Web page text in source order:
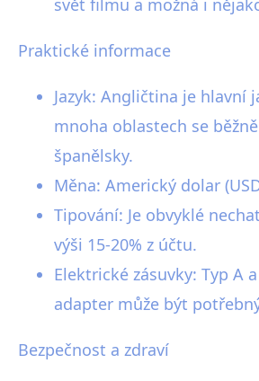
svět filmu a možná i
Praktické informace
Jazyk: Angličtina je hlavní
mnoha oblastech se
španělsky.
Měna: Americký dolar
Tipování: Je obvyklé
výši 15-20% z účtu.
Elektrické zásuvky: Typ A a
adapter může být
Bezpečnost a zdraví